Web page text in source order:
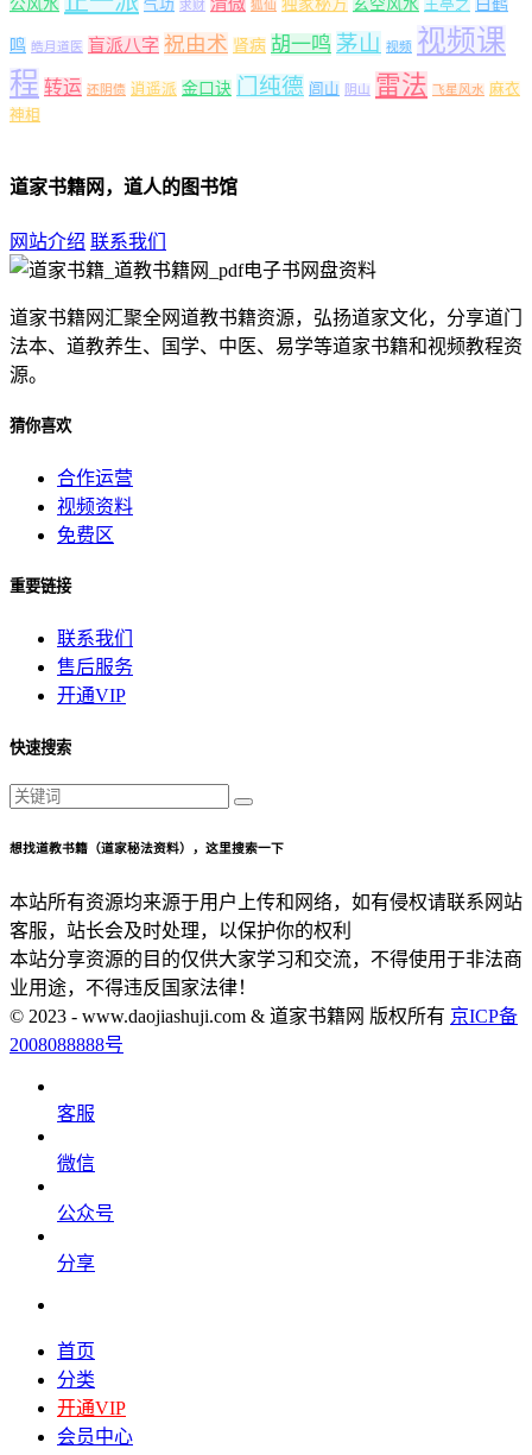
公风水
气功 求财 清微 狐仙 独家秘方 玄空风水 王亭之 白鹤
鸣 皓月道医 盲派八字 祝由术 肾病 胡一鸣 茅山 视频 视频课
程 转运 还阴债 逍遥派 金口诀 门纯德 闾山 阴山 雷法 飞星风水 麻衣
神相
道家书籍网，道人的图书馆
网站介绍 联系我们
道家书籍网汇聚全网道教书籍资源，弘扬道家文化，分享道门
法本、道教养生、国学、中医、易学等道家书籍和视频教程资
源。
猜你喜欢
合作运营
视频资料
免费区
重要链接
联系我们
售后服务
开通VIP
快速搜索
想找道教书籍（道家秘法资料），这里搜索一下
本站所有资源均来源于用户上传和网络，如有侵权请联系网站
客服，站长会及时处理，以保护你的权利
本站分享资源的目的仅供大家学习和交流，不得使用于非法商
业用途，不得违反国家法律！
© 2023 - www.daojiashuji.com & 道家书籍网 版权所有 京ICP备
2008088888号
客服
微信
公众号
分享
首页
分类
开通VIP
会员中心